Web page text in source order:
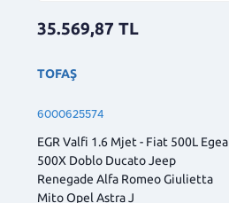
35.569,87 TL
TOFAŞ
6000625574
EGR Valfi 1.6 Mjet - Fiat 500L Egea
500X Doblo Ducato Jeep
Renegade Alfa Romeo Giulietta
Mito Opel Astra J